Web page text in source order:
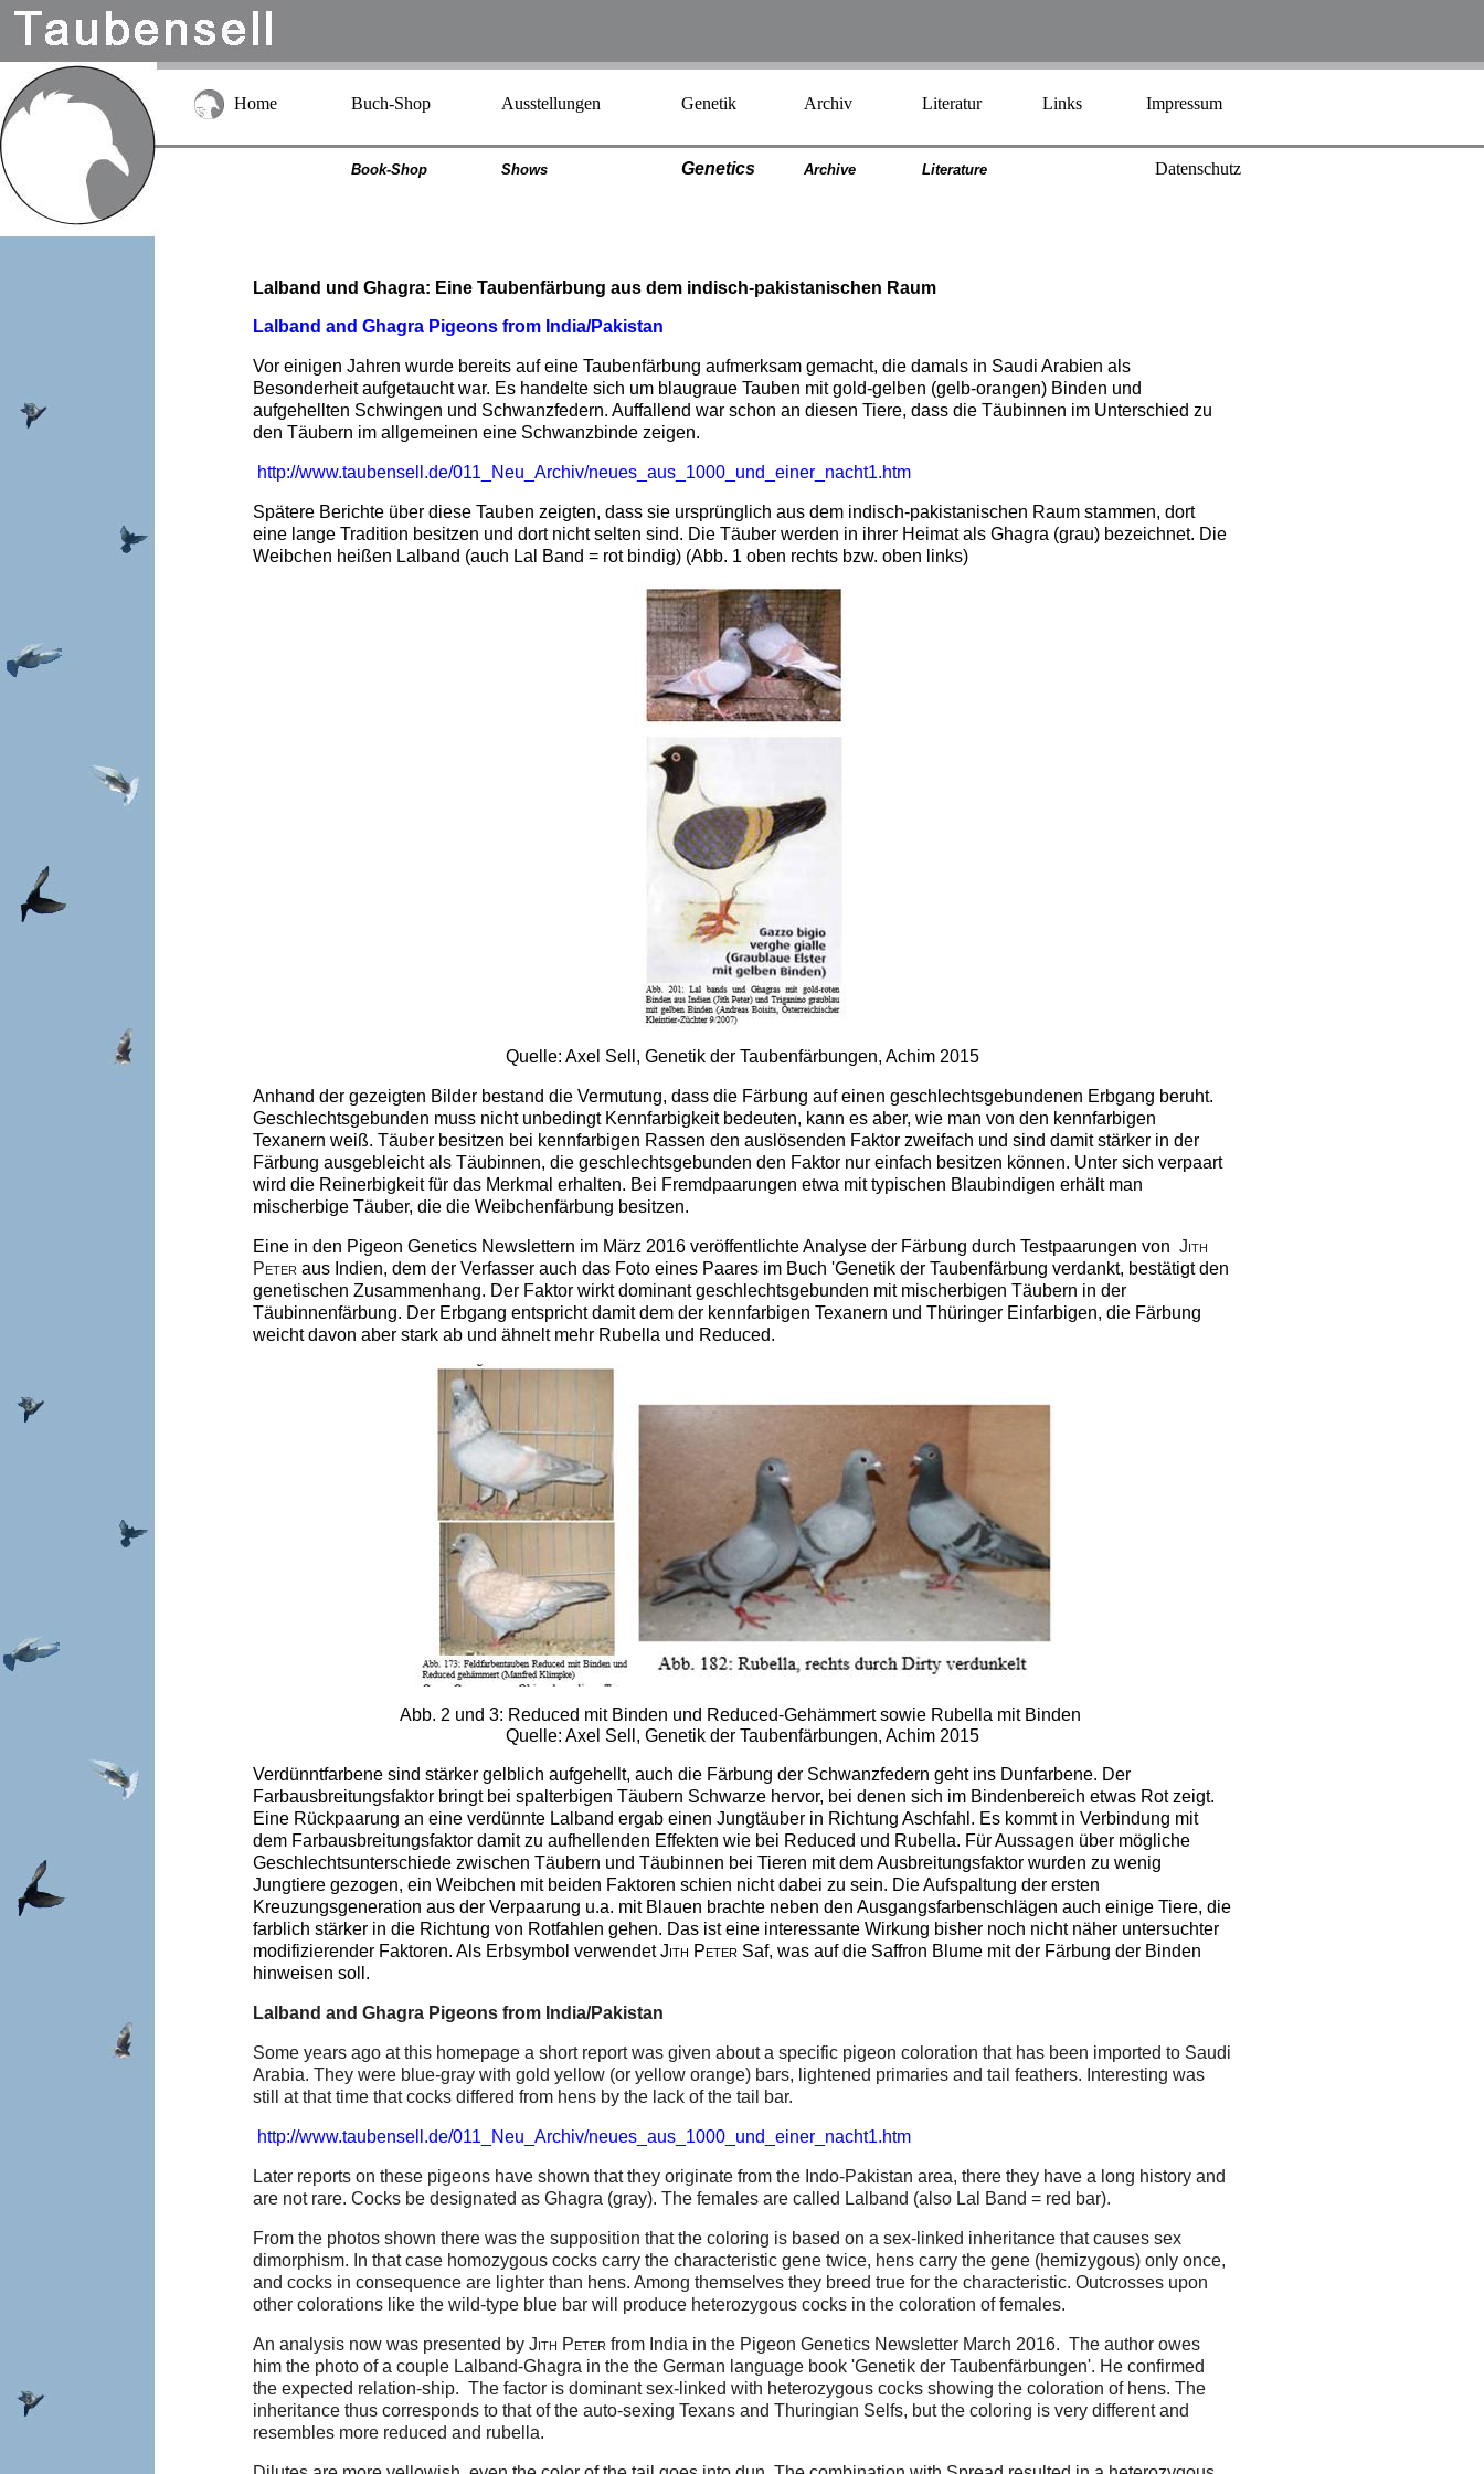
Home Buch-Shop Ausstellungen Genetik Archiv Literatur Links Impressum
Book-Shop Shows Genetics Archive Literature Datenschutz
Lalband und Ghagra: Eine Taubenfärbung aus dem indisch-pakistanischen Raum
Lalband and Ghagra Pigeons from India/Pakistan
Vor einigen Jahren wurde bereits auf eine Taubenfärbung aufmerksam gemacht, die damals in Saudi Arabien als
Besonderheit aufgetaucht war. Es handelte sich um blaugraue Tauben mit gold-gelben (gelb-orangen) Binden und
aufgehellten Schwingen und Schwanzfedern. Auffallend war schon an diesen Tiere, dass die Täubinnen im Unterschied zu
den Täubern im allgemeinen eine Schwanzbinde zeigen.
http://www.taubensell.de/011_Neu_Archiv/neues_aus_1000_und_einer_nacht1.htm
Spätere Berichte über diese Tauben zeigten, dass sie ursprünglich aus dem indisch-pakistanischen Raum stammen, dort
eine lange Tradition besitzen und dort nicht selten sind. Die Täuber werden in ihrer Heimat als Ghagra (grau) bezeichnet. Die
Weibchen heißen Lalband (auch Lal Band = rot bindig) (Abb. 1 oben rechts bzw. oben links)
Quelle: Axel Sell, Genetik der Taubenfärbungen, Achim 2015
Anhand der gezeigten Bilder bestand die Vermutung, dass die Färbung auf einen geschlechtsgebundenen Erbgang beruht.
Geschlechtsgebunden muss nicht unbedingt Kennfarbigkeit bedeuten, kann es aber, wie man von den kennfarbigen
Texanern weiß. Täuber besitzen bei kennfarbigen Rassen den auslösenden Faktor zweifach und sind damit stärker in der
Färbung ausgebleicht als Täubinnen, die geschlechtsgebunden den Faktor nur einfach besitzen können. Unter sich verpaart
wird die Reinerbigkeit für das Merkmal erhalten. Bei Fremdpaarungen etwa mit typischen Blaubindigen erhält man
mischerbige Täuber, die die Weibchenfärbung besitzen.
Eine in den Pigeon Genetics Newslettern im März 2016 veröffentlichte Analyse der Färbung durch Testpaarungen von Jith
Peter aus Indien, dem der Verfasser auch das Foto eines Paares im Buch 'Genetik der Taubenfärbung verdankt, bestätigt den
genetischen Zusammenhang. Der Faktor wirkt dominant geschlechtsgebunden mit mischerbigen Täubern in der
Täubinnenfärbung. Der Erbgang entspricht damit dem der kennfarbigen Texanern und Thüringer Einfarbigen, die Färbung
weicht davon aber stark ab und ähnelt mehr Rubella und Reduced.
Abb. 2 und 3: Reduced mit Binden und Reduced-Gehämmert sowie Rubella mit Binden
Quelle: Axel Sell, Genetik der Taubenfärbungen, Achim 2015
Verdünntfarbene sind stärker gelblich aufgehellt, auch die Färbung der Schwanzfedern geht ins Dunfarbene. Der
Farbausbreitungsfaktor bringt bei spalterbigen Täubern Schwarze hervor, bei denen sich im Bindenbereich etwas Rot zeigt.
Eine Rückpaarung an eine verdünnte Lalband ergab einen Jungtäuber in Richtung Aschfahl. Es kommt in Verbindung mit
dem Farbausbreitungsfaktor damit zu aufhellenden Effekten wie bei Reduced und Rubella. Für Aussagen über mögliche
Geschlechtsunterschiede zwischen Täubern und Täubinnen bei Tieren mit dem Ausbreitungsfaktor wurden zu wenig
Jungtiere gezogen, ein Weibchen mit beiden Faktoren schien nicht dabei zu sein. Die Aufspaltung der ersten
Kreuzungsgeneration aus der Verpaarung u.a. mit Blauen brachte neben den Ausgangsfarbenschlägen auch einige Tiere, die
farblich stärker in die Richtung von Rotfahlen gehen. Das ist eine interessante Wirkung bisher noch nicht näher untersuchter
modifizierender Faktoren. Als Erbsymbol verwendetJith PeterSaf, was auf die Saffron Blume mit der Färbung der Binden
hinweisen soll.
Lalband and Ghagra Pigeons from India/Pakistan
Some years ago at this homepage a short report was given about a specific pigeon coloration that has been imported to Saudi
Arabia. They were blue-gray with gold yellow (or yellow orange) bars, lightened primaries and tail feathers. Interesting was
still at that time that cocks differed from hens by the lack of the tail bar.
http://www.taubensell.de/011_Neu_Archiv/neues_aus_1000_und_einer_nacht1.htm
Later reports on these pigeons have shown that they originate from the Indo-Pakistan area, there they have a long history and
are not rare. Cocks be designated as Ghagra (gray). The females are called Lalband (also Lal Band = red bar).
From the photos shown there was the supposition that the coloring is based on a sex-linked inheritance that causes sex
dimorphism. In that case homozygous cocks carry the characteristic gene twice, hens carry the gene (hemizygous) only once,
and cocks in consequence are lighter than hens. Among themselves they breed true for the characteristic. Outcrosses upon
other colorations like the wild-type blue bar will produce heterozygous cocks in the coloration of females.
An analysis now was presented by Jith Peter from India in the Pigeon Genetics Newsletter March 2016. The author owes
him the photo of a couple Lalband-Ghagra in the the German language book 'Genetik der Taubenfärbungen'. He confirmed
the expected relation-ship. The factor is dominant sex-linked with heterozygous cocks showing the coloration of hens. The
inheritance thus corresponds to that of the auto-sexing Texans and Thuringian Selfs, but the coloring is very different and
resembles more reduced and rubella.